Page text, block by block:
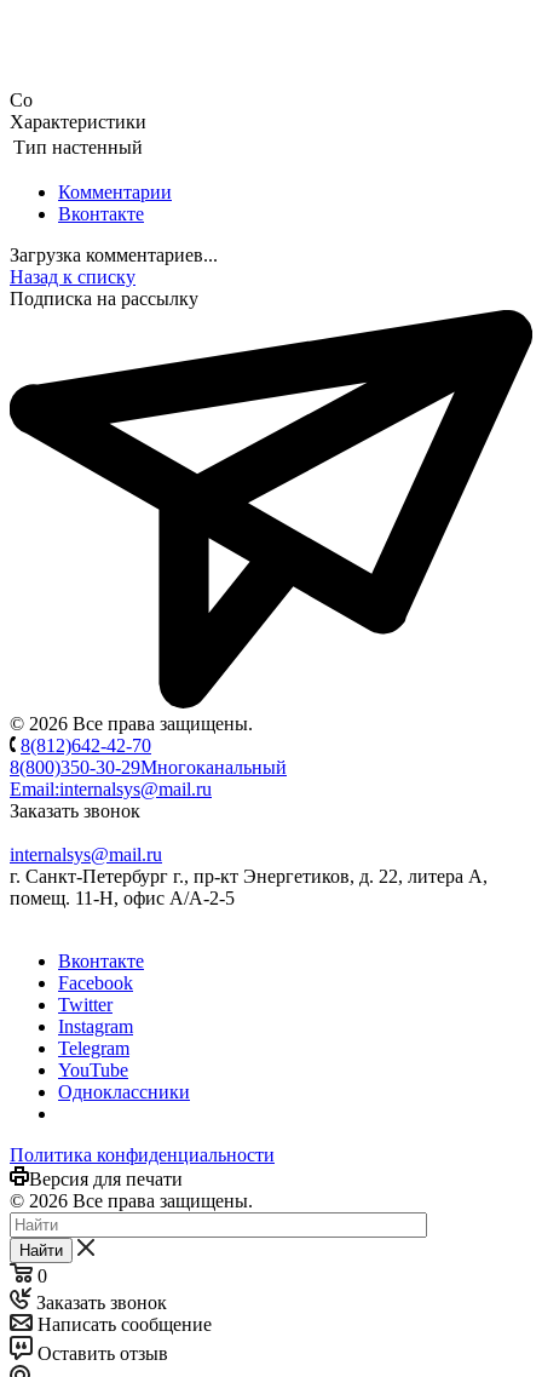
Со
Характеристики
Тип настенный
Комментарии
Вконтакте
Загрузка комментариев...
Назад к списку
Подписка на рассылку
© 2026 Все права защищены.
8(812)642-42-70
8(800)350-30-29Многоканальный
Email:internalsys@mail.ru
Заказать звонок
internalsys@mail.ru
г. Санкт-Петербург г., пр-кт Энергетиков, д. 22, литера А,
помещ. 11-Н, офис А/А-2-5
Вконтакте
Facebook
Twitter
Instagram
Telegram
YouTube
Одноклассники
Политика конфиденциальности
Версия для печати
© 2026 Все права защищены.
Найти
0
Заказать звонок
Написать сообщение
Оставить отзыв